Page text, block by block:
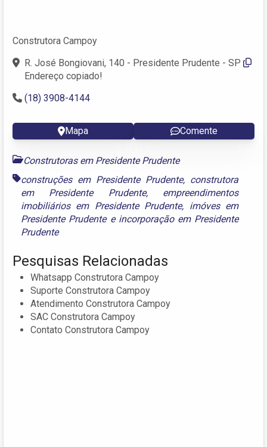
Construtora Campoy
R. José Bongiovani, 140 - Presidente Prudente - SP
Endereço copiado!
(18) 3908-4144
Mapa Comente
Construtoras em Presidente Prudente
construções em Presidente Prudente, construtora
em Presidente Prudente, empreendimentos
imobiliários em Presidente Prudente, imóves em
Presidente Prudentee incorporação em Presidente
Prudente
Pesquisas Relacionadas
Whatsapp Construtora Campoy
Suporte Construtora Campoy
Atendimento Construtora Campoy
SAC Construtora Campoy
Contato Construtora Campoy